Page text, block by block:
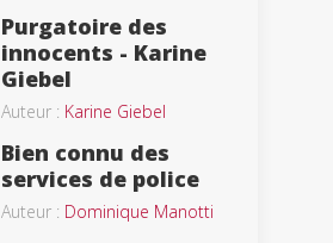
Purgatoire des
innocents - Karine
Giebel
Auteur : Karine Giebel
Bien connu des
services de police
Auteur : Dominique Manotti